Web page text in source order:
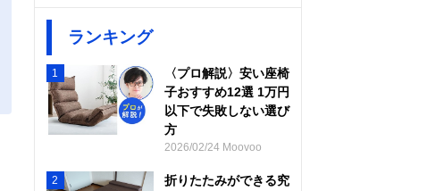
ランキング
1
〈プロ解説〉安い座椅
子おすすめ12選 1万円
以下で失敗しない選び
方
2026/02/24 Moovoo
2
折りたたみができる究